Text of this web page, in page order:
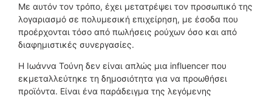
Με αυτόν τον τρόπο, έχει μετατρέψει τον προσωπικό της
λογαριασμό σε πολυμεσική επιχείρηση, με έσοδα που
προέρχονται τόσο από πωλήσεις ρούχων όσο και από
διαφημιστικές συνεργασίες.
Η Ιωάννα Τούνη δεν είναι απλώς μια influencer που
εκμεταλλεύτηκε τη δημοσιότητα για να προωθήσει
προϊόντα. Είναι ένα παράδειγμα της λεγόμενης